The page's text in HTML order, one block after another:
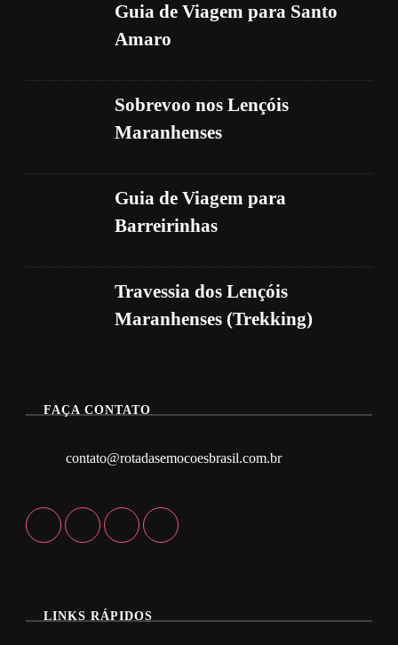
Guia de Viagem para Santo
Amaro
Sobrevoo nos Lençóis
Maranhenses
Guia de Viagem para
Barreirinhas
Travessia dos Lençóis
Maranhenses (Trekking)
FAÇA CONTATO
contato@rotadasemocoesbrasil.com.br
LINKS RÁPIDOS